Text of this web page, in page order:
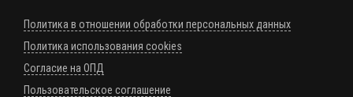
Политика в отношении обработки персональных данных
Политика использования cookies
Согласие на ОПД
Пользовательское соглашение